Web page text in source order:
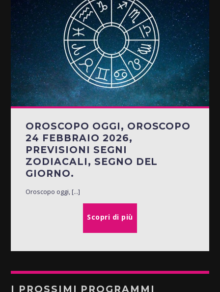
OROSCOPO OGGI, OROSCOPO
24 FEBBRAIO 2026,
PREVISIONI SEGNI
ZODIACALI, SEGNO DEL
GIORNO.
Oroscopo oggi, [...]
Scopri di più
I PROSSIMI PROGRAMMI